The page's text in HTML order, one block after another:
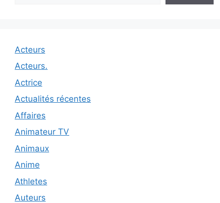
Acteurs
Acteurs.
Actrice
Actualités récentes
Affaires
Animateur TV
Animaux
Anime
Athletes
Auteurs